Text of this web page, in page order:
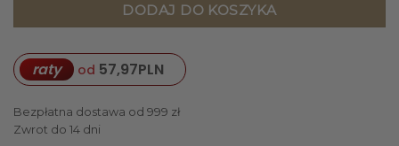
DODAJ DO KOSZYKA
raty od 57,97PLN
Bezpłatna dostawa od 999 zł
Zwrot do 14 dni